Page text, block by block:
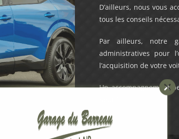
D’ailleurs, nous vous
tous les conseils
Par ailleurs, notre
administratives pour
l’acquisition de votre
Un accompagnement